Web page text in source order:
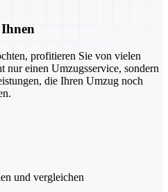
profitieren Sie von vielen
nur einen Umzugsservice, sondern
die Ihren Umzug noch
und vergleichen